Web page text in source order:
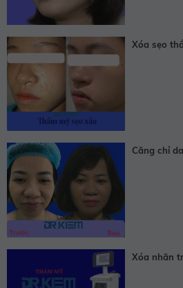
Xóa sẹo
Căng chỉ
Xóa nhăn